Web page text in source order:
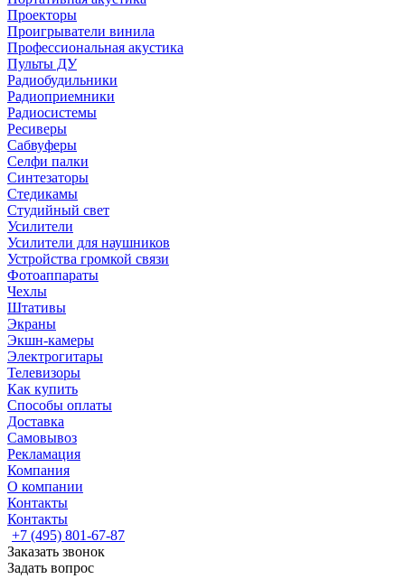
Проекторы
Проигрыватели винила
Профессиональная акустика
Пульты ДУ
Радиобудильники
Радиоприемники
Радиосистемы
Ресиверы
Сабвуферы
Селфи палки
Синтезаторы
Стедикамы
Студийный свет
Усилители
Усилители для наушников
Устройства громкой связи
Фотоаппараты
Чехлы
Штативы
Экраны
Экшн-камеры
Электрогитары
Телевизоры
Как купить
Способы оплаты
Доставка
Самовывоз
Рекламация
Компания
О компании
Контакты
Контакты
+7 (495) 801-67-87
Заказать звонок
Задать вопрос